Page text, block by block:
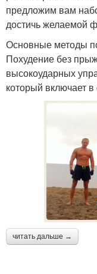
предложим вам
достичь желаемой
Основные методы
Похудение без
высокоударных
который включает в
читать дальше →